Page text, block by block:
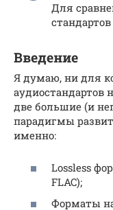
Для
Введение
Я думаю, ни для
аудиостандартов
две большие (и
парадигмы
именно:
Lossless
FLAC);
Форматы